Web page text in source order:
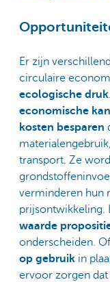
Er zijn
circulaire
ecologische druk
economische
kosten besparen
transport. Ze
verminderen hun
prijsontwikkeling.
waarde
onderscheiden.
op gebruik in
ervoor zorgen